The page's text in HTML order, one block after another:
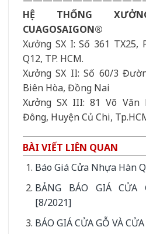
HỆ THỐNG
CUAGOSAIGON®
Xưởng SX I: Số 361 TX25,
Q12, TP. HCM.
Xưởng SX II: Số 60/3
Biên Hòa, Đồng Nai
Xưởng SX III: 81 Võ Văn
Đông, Huyện Củ Chi,
BÀI VIẾT LIÊN QUAN
Báo Giá Cửa Nhựa Hàn
BẢNG BÁO GIÁ CỬA
[8/2021]
BÁO GIÁ CỬA GỖ VÀ